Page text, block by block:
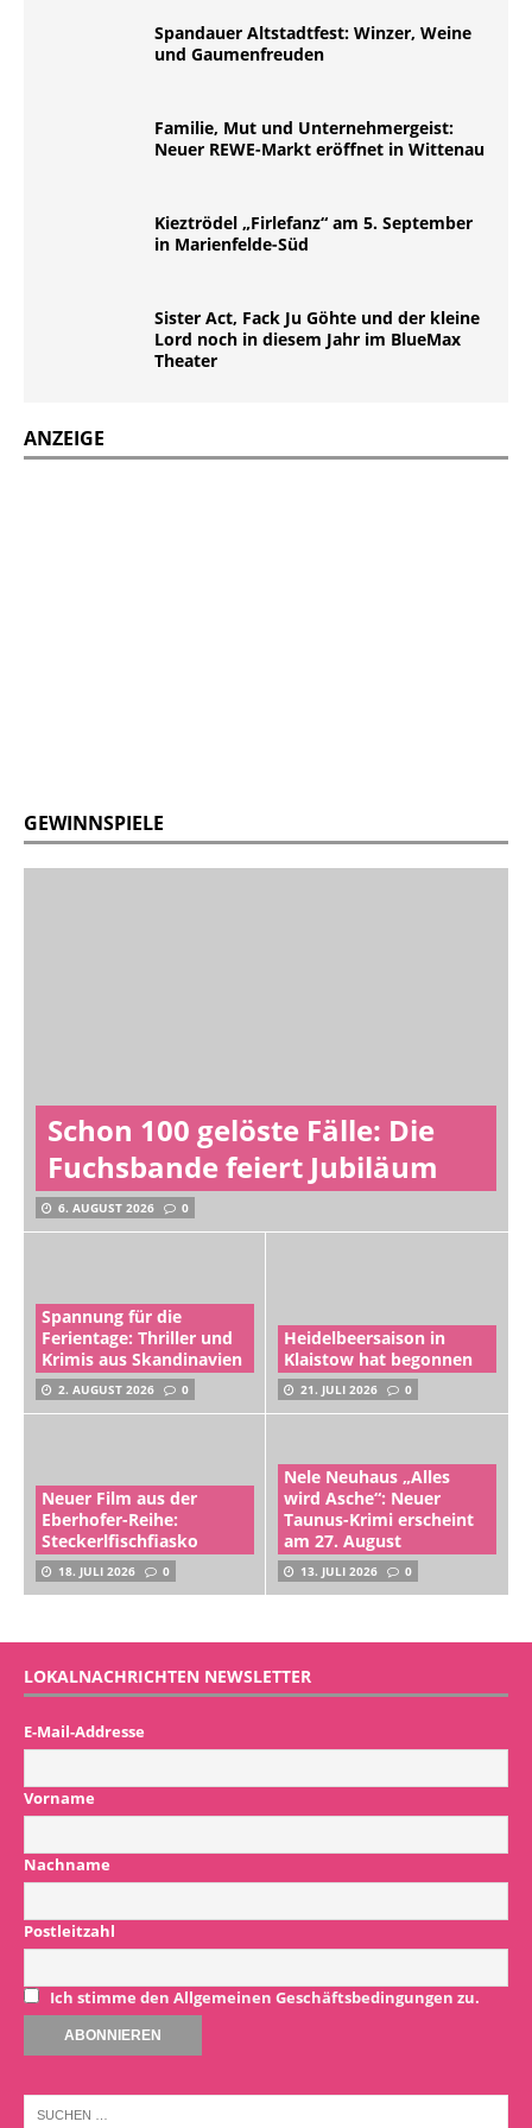
Spandauer Altstadtfest: Winzer, Weine
und Gaumenfreuden
Familie, Mut und Unternehmergeist:
Neuer REWE-Markt eröffnet in Wittenau
Kieztrödel „Firlefanz“ am 5. September
in Marienfelde-Süd
Sister Act, Fack Ju Göhte und der kleine
Lord noch in diesem Jahr im BlueMax
Theater
ANZEIGE
GEWINNSPIELE
Schon 100 gelöste Fälle: Die
Fuchsbande feiert Jubiläum
6. AUGUST 2026 0
Spannung für die
Ferientage: Thriller und
Krimis aus Skandinavien
2. AUGUST 2026 0
Heidelbeersaison in
Klaistow hat begonnen
21. JULI 2026 0
Neuer Film aus der
Eberhofer-Reihe:
Steckerlfischfiasko
18. JULI 2026 0
Nele Neuhaus „Alles
wird Asche“: Neuer
Taunus-Krimi erscheint
am 27. August
13. JULI 2026 0
LOKALNACHRICHTEN NEWSLETTER
E-Mail-Addresse
Vorname
Nachname
Postleitzahl
Ich stimme den Allgemeinen Geschäftsbedingungen zu.